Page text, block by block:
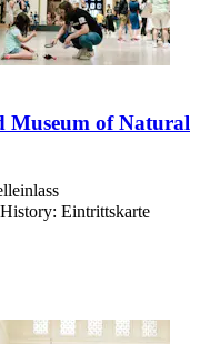
Museum of Natural
Eintrittskarte